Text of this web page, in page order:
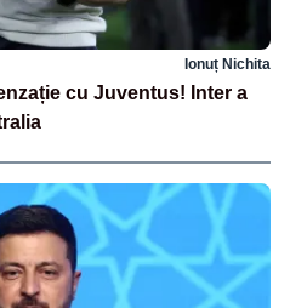
Ionuț Nichita
cu Juventus! Inter a